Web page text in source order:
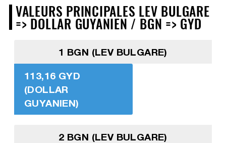
VALEURS PRINCIPALES LEV BULGARE
=> DOLLAR GUYANIEN / BGN => GYD
1 BGN (LEV BULGARE)
113,16 GYD
(DOLLAR
GUYANIEN)
2 BGN (LEV BULGARE)